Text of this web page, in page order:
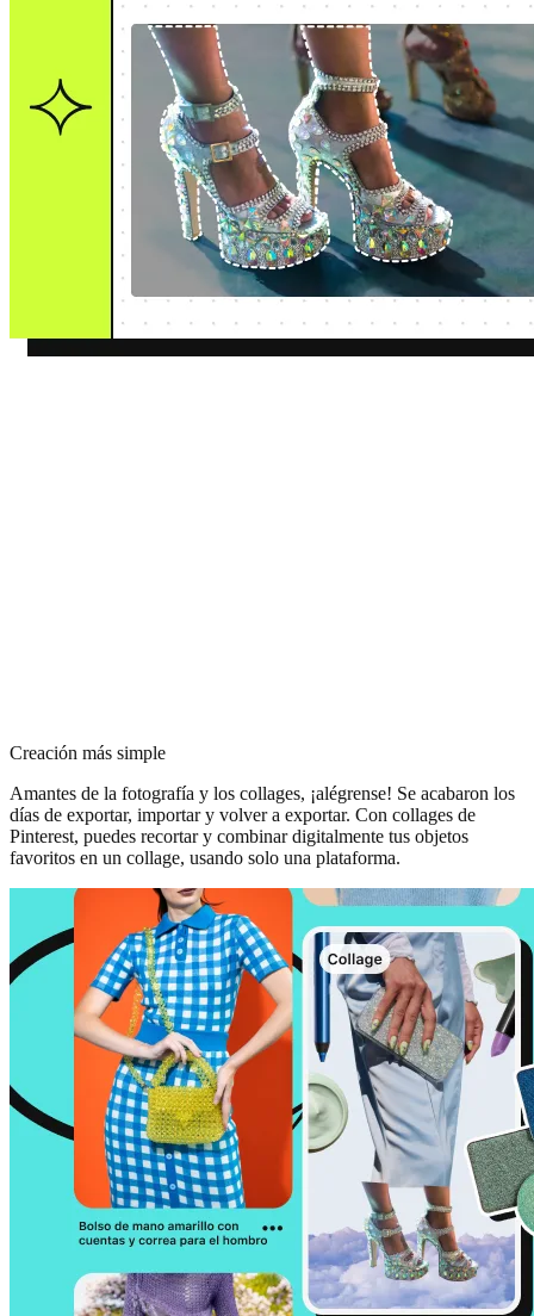
Creación más simple
Amantes de la fotografía y los collages, ¡alégrense! Se acabaron los
días de exportar, importar y volver a exportar. Con collages de
Pinterest, puedes recortar y combinar digitalmente tus objetos
favoritos en un collage, usando solo una plataforma.